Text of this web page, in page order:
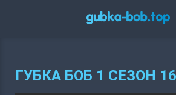
ГУБКА БОБ 1 СЕЗОН